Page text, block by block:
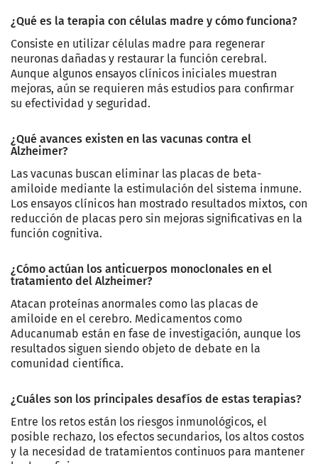
¿Qué es la terapia con células madre y cómo funciona?
Consiste en utilizar células madre para regenerar
neuronas dañadas y restaurar la función cerebral.
Aunque algunos ensayos clínicos iniciales muestran
mejoras, aún se requieren más estudios para confirmar
su efectividad y seguridad.
¿Qué avances existen en las vacunas contra el
Alzheimer?
Las vacunas buscan eliminar las placas de beta-
amiloide mediante la estimulación del sistema inmune.
Los ensayos clínicos han mostrado resultados mixtos, con
reducción de placas pero sin mejoras significativas en la
función cognitiva.
¿Cómo actúan los anticuerpos monoclonales en el
tratamiento del Alzheimer?
Atacan proteínas anormales como las placas de
amiloide en el cerebro. Medicamentos como
Aducanumab están en fase de investigación, aunque los
resultados siguen siendo objeto de debate en la
comunidad científica.
¿Cuáles son los principales desafíos de estas terapias?
Entre los retos están los riesgos inmunológicos, el
posible rechazo, los efectos secundarios, los altos costos
y la necesidad de tratamientos continuos para mantener